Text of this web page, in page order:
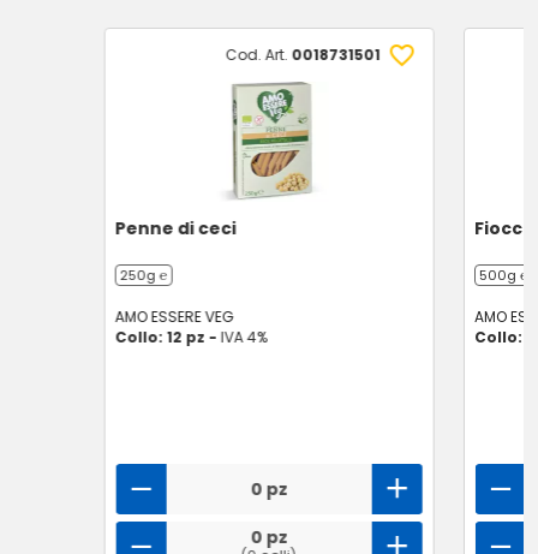
Cod. Art. 0018731501
Penne di ceci
250g ℮
AMO ESSERE VEG
Collo: 12 pz - IVA 4%
0 pz
0 pz
500g ℮
AMO
Collo: